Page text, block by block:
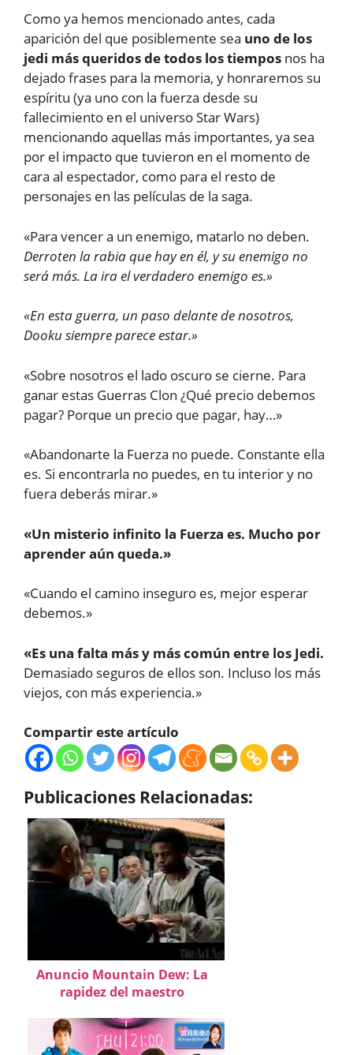
Como ya hemos mencionado antes, cada
aparición del que posiblemente sea uno de los
jedi más queridos de todos los tiempos nos ha
dejado frases para la memoria, y honraremos su
espíritu (ya uno con la fuerza desde su
fallecimiento en el universo Star Wars)
mencionando aquellas más importantes, ya sea
por el impacto que tuvieron en el momento de
cara al espectador, como para el resto de
personajes en las películas de la saga.
«Para vencer a un enemigo, matarlo no deben.
Derroten la rabia que hay en él, y su enemigo no
será más. La ira el verdadero enemigo es.»
«En esta guerra, un paso delante de nosotros,
Dooku siempre parece estar.»
«Sobre nosotros el lado oscuro se cierne. Para
ganar estas Guerras Clon ¿Qué precio debemos
pagar? Porque un precio que pagar, hay…»
«Abandonarte la Fuerza no puede. Constante ella
es. Si encontrarla no puedes, en tu interior y no
fuera deberás mirar.»
«Un misterio infinito la Fuerza es. Mucho por
aprender aún queda.»
«Cuando el camino inseguro es, mejor esperar
debemos.»
«Es una falta más y más común entre los Jedi.
Demasiado seguros de ellos son. Incluso los más
viejos, con más experiencia.»
Compartir este artículo
Publicaciones Relacionadas:
Anuncio Mountain Dew: La
rapidez del maestro